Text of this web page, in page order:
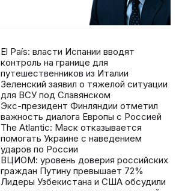
El País: власти Испании вводят
контроль на границе для
путешественников из Италии
Зеленский заявил о тяжелой ситуации
для ВСУ под Славянском
Экс-президент Финляндии отметил
важность диалога Европы с Россией
The Atlantic: Маск отказывается
помогать Украине с наведением
ударов по России
ВЦИОМ: уровень доверия российских
граждан Путину превышает 72%
Лидеры Узбекистана и США обсудили